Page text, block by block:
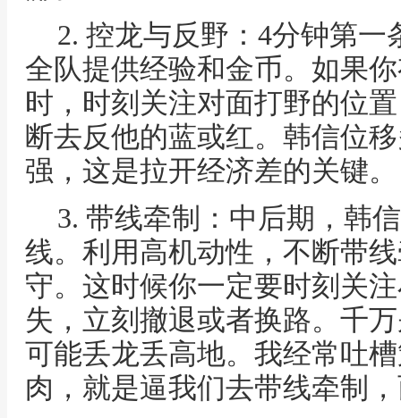
2. 控龙与反野：4分钟第
全队提供经验和金币。如果
时，时刻关注对面打野的位
断去反他的蓝或红。韩信位
强，这是拉开经济差的关键。
3. 带线牵制：中后期，韩
线。利用高机动性，不断带
守。这时候你一定要时刻关
失，立刻撤退或者换路。千
可能丢龙丢高地。我经常吐
肉，就是逼我们去带线牵制